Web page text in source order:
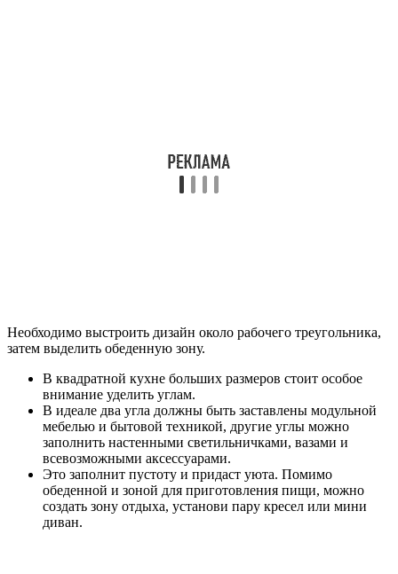
Необходимо выстроить дизайн около рабочего треугольника,
затем выделить обеденную зону.
В квадратной кухне больших размеров стоит особое
внимание уделить углам.
В идеале два угла должны быть заставлены модульной
мебелью и бытовой техникой, другие углы можно
заполнить настенными светильничками, вазами и
всевозможными аксессуарами.
Это заполнит пустоту и придаст уюта. Помимо
обеденной и зоной для приготовления пищи, можно
создать зону отдыха, установи пару кресел или мини
диван.